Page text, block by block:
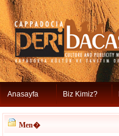
Anasayfa Biz Kimiz?
Men�